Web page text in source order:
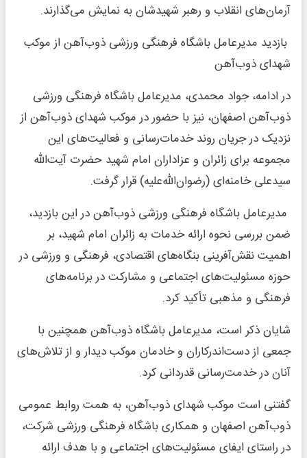
آرمان‌های انقلاب و رهبر شهیدشان به نمایش می‌گذارند.
بازدید مدیرعامل باشگاه فرهنگی ورزشی ذوب‌آهن از موکب
شهدای ذوب‌آهن
در ادامه، جواد محمدی، مدیرعامل باشگاه فرهنگی ورزشی
ذوب‌آهن اصفهان، نیز با حضور در موکب شهدای ذوب‌آهن از
نزدیک در جریان روند خدمات‌رسانی و فعالیت‌های این
مجموعه برای زائران و عزاداران امام شهید حضرت آیت‌الله
سیدعلی خامنه‌ای (رضوان‌الله‌علیه) قرار گرفت.
مدیرعامل باشگاه فرهنگی ورزشی ذوب‌آهن در این بازدید،
ضمن بررسی نحوه ارائه خدمات به زائران امام شهید، بر
اهمیت نقش‌آفرینی بنگاه‌های اقتصادی، فرهنگی و ورزشی در
حوزه مسئولیت‌های اجتماعی و مشارکت در برنامه‌های
فرهنگی و مذهبی تأکید کرد.
شایان ذکر است، مدیرعامل باشگاه ذوب‌آهن همچنین با
جمعی از دست‌اندرکاران و خادمان موکب دیدار و از تلاش‌های
آنان در خدمت‌رسانی قدردانی کرد.
گفتنی است موکب شهدای ذوب‌آهن، به همت روابط عمومی
ذوب‌آهن اصفهان و همکاری باشگاه فرهنگی ورزشی شرکت،
در راستای ایفای مسئولیت‌های اجتماعی و با هدف ارائه